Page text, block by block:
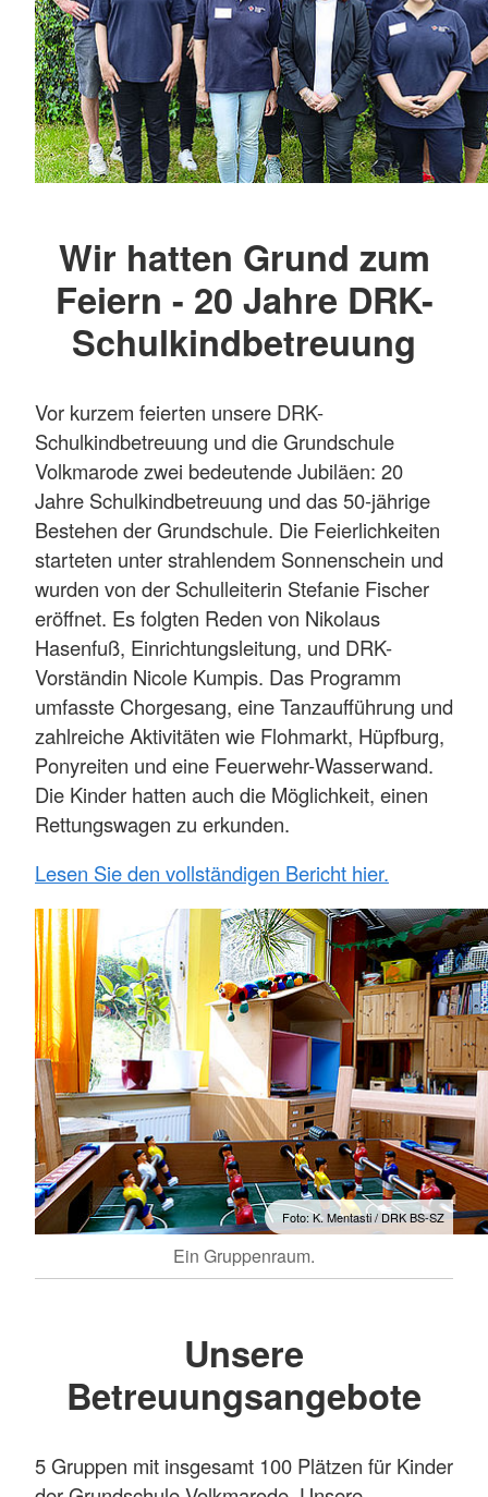
Wir hatten Grund zum
Feiern - 20 Jahre DRK-
Schulkindbetreuung
Vor kurzem feierten unsere DRK-
Schulkindbetreuung und die Grundschule
Volkmarode zwei bedeutende Jubiläen: 20
Jahre Schulkindbetreuung und das 50-jährige
Bestehen der Grundschule. Die Feierlichkeiten
starteten unter strahlendem Sonnenschein und
wurden von der Schulleiterin Stefanie Fischer
eröffnet. Es folgten Reden von Nikolaus
Hasenfuß, Einrichtungsleitung, und DRK-
Vorständin Nicole Kumpis. Das Programm
umfasste Chorgesang, eine Tanzaufführung und
zahlreiche Aktivitäten wie Flohmarkt, Hüpfburg,
Ponyreiten und eine Feuerwehr-Wasserwand.
Die Kinder hatten auch die Möglichkeit, einen
Rettungswagen zu erkunden.
Lesen Sie den vollständigen Bericht hier.
Foto: K. Mentasti / DRK BS-SZ
Ein Gruppenraum.
Unsere
Betreuungsangebote
5 Gruppen mit insgesamt 100 Plätzen für Kinder